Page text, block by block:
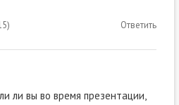
) Ответить
ли вы во время презентации,